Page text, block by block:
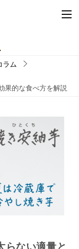
ラム
果的な食べ方を解説
らない適量と